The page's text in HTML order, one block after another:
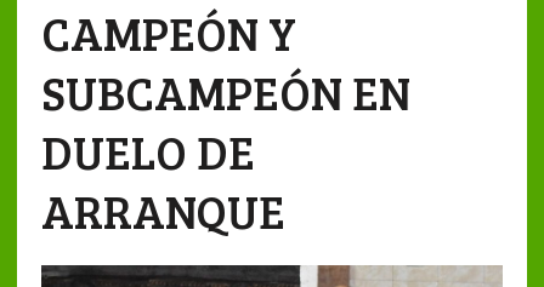
CAMPEÓN Y
SUBCAMPEÓN EN
DUELO DE
ARRANQUE